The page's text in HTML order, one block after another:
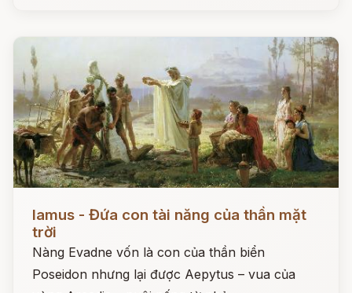
Iamus - Đứa con tài năng của thần mặt
trời
Nàng Evadne vốn là con của thần biển
Poseidon nhưng lại được Aepytus – vua của